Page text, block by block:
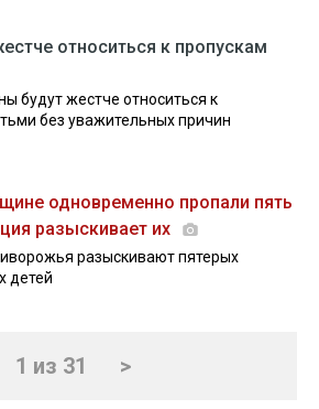
относиться к пропускам
будут жестче относиться к
без уважительных причин
одновременно пропали пять
разыскивает их
разыскивают пятерых
детей
1 из 31 >